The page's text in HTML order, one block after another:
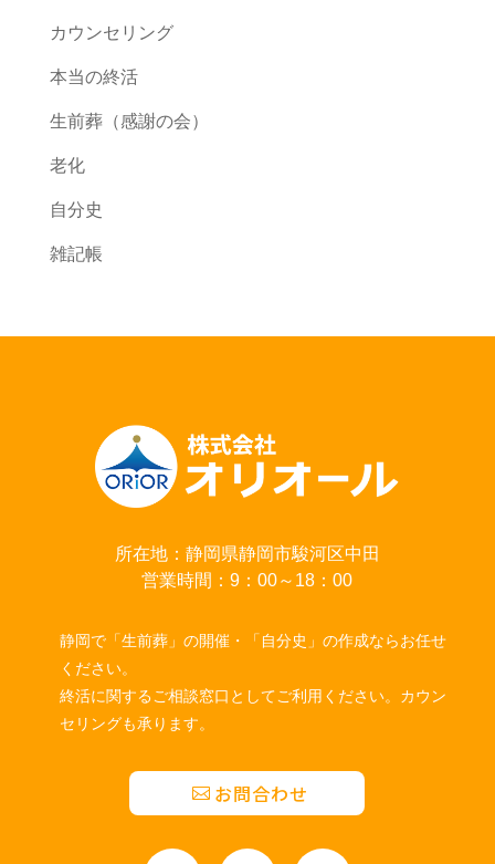
カウンセリング
本当の終活
生前葬（感謝の会）
老化
自分史
雑記帳
所在地：静岡県静岡市駿河区中田
営業時間：9：00～18：00
静岡で「生前葬」の開催・「自分史」の作成ならお任せ
ください。
終活に関するご相談窓口としてご利用ください。カウン
セリングも承ります。
お問合わせ